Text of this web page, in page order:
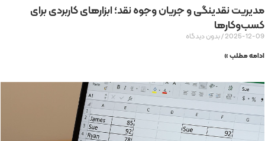
مدیریت نقدینگی و جریان وجوه نقد؛ ابزارهای کاربردی برای
کسب‌وکارها
2025-12-09 بدون دیدگاه
ادامه مطلب »